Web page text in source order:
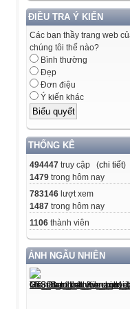
ĐIỀU TRA Ý KIẾN
Các bạn thầy trang web
chúng tôi thế nào?
Bình thường
Đẹp
Đơn điệu
Ý kiến khác
THỐNG KÊ
494447 truy cập (chi tiết)
1479 trong hôm nay
783146 lượt xem
1487 trong hôm nay
1106 thành viên
ẢNH NGẪU NHIÊN